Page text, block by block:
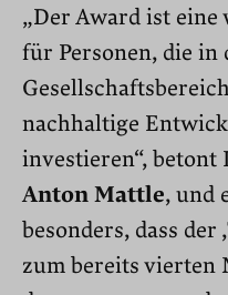
„Der Award ist
für Personen, die
nachhaltige
investieren“, betont
Anton Mattle, und
besonders, dass der
zum bereits vierten